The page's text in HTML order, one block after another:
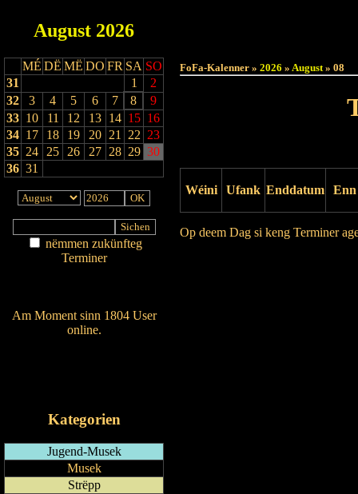
August 2026
MÉ DË MË DO FR SA SO
31
1
2
32
3 4 5 6 7 8
9
33 10 11 12 13 14 15 16
34 17 18 19 20 21 22 23
35 24 25 26 27 28 29 30
36 31
nëmmen zukünfteg
Terminer
Am Moment sinn 1804 User
online.
Kategorien
Jugend-Musek
Musek
Strëpp
FoFa-Kalenner » 2026 » August» 08
Wéini Ufank Enddatum Enn
Op deem Dag si keng Terminer